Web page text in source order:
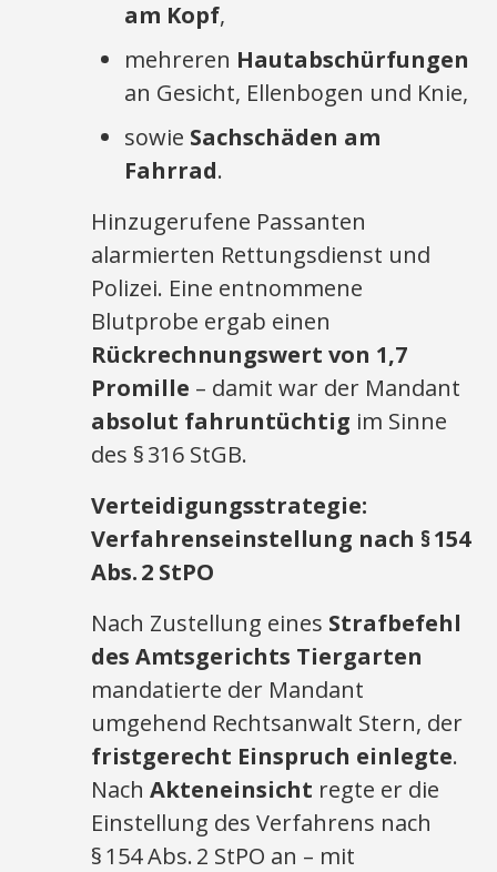
am Kopf,
mehreren Hautabschürfungen
an Gesicht, Ellenbogen und Knie,
sowie Sachschäden am
Fahrrad.
Hinzugerufene Passanten
alarmierten Rettungsdienst und
Polizei. Eine entnommene
Blutprobe ergab einen
Rückrechnungswert von 1,7
Promille – damit war der Mandant
absolut fahruntüchtig im Sinne
des § 316 StGB.
Verteidigungsstrategie:
Verfahrenseinstellung nach § 154
Abs. 2 StPO
Nach Zustellung eines Strafbefehl
des Amtsgerichts Tiergarten
mandatierte der Mandant
umgehend Rechtsanwalt Stern, der
fristgerecht Einspruch einlegte.
NachAkteneinsicht regte er die
Einstellung des Verfahrens nach
§ 154 Abs. 2 StPO an – mit